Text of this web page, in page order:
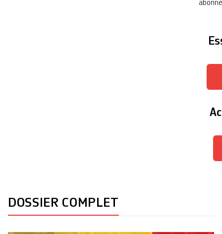
DOSSIER COMPLET